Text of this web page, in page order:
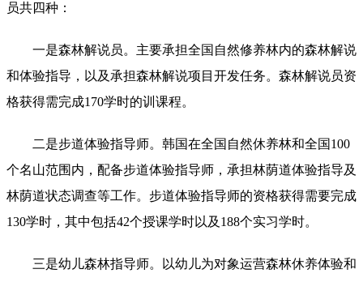
员共四种：
一是森林解说员。主要承担全国自然修养林内的森林解说
和体验指导，以及承担森林解说项目开发任务。森林解说员资
格获得需完成170学时的训课程。
二是步道体验指导师。韩国在全国自然休养林和全国100
个名山范围内，配备步道体验指导师，承担林荫道体验指导及
林荫道状态调查等工作。步道体验指导师的资格获得需要完成
130学时，其中包括42个授课学时以及188个实习学时。
三是幼儿森林指导师。以幼儿为对象运营森林休养体验和